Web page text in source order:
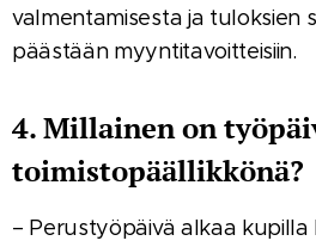
valmentamisesta ja tuloksien
päästään myyntitavoitteisiin.
4. Millainen on
toimistopäällikkönä?
– Perustyöpäivä alkaa kupilla